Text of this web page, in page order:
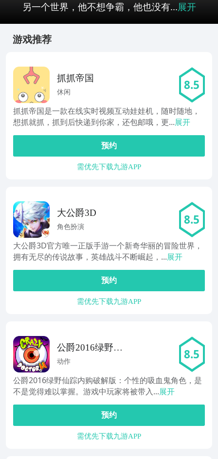
另一个世界，他不想争霸，他也没有...展开
游戏推荐
抓抓帝国
休闲 8.5
抓抓帝国是一款在线实时视频互动娃娃机，随时随地，
想抓就抓，抓到后快递到你家，还包邮哦，更...展开
预约
需优先下载九游APP
大公爵3D
角色扮演 8.5
大公爵3D官方唯一正版手游一个新奇华丽的冒险世界，
拥有无尽的传说故事，英雄战斗不断崛起，...展开
预约
需优先下载九游APP
公爵2016绿野仙
踪
动作 8.5
公爵2016绿野仙踪内购破解版：个性的吸血鬼角色，是
不是觉得难以掌握。游戏中玩家将被带入...展开
预约
需优先下载九游APP